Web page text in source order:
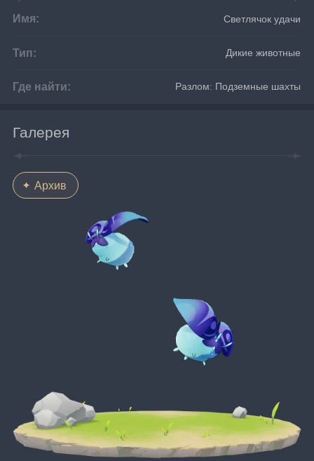
Имя: Светлячок удачи
Тип: Дикие животные
Где найти: Разлом: Подземные шахты
Галерея
Архив